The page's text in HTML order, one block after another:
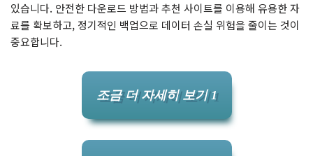
있습니다. 안전한 다운로드 방법과 추천 사이트를 이용해 유용한 자
료를 확보하고, 정기적인 백업으로 데이터 손실 위험을 줄이는 것이
중요합니다.
조금 더 자세히 보기 1